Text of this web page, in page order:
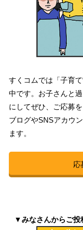
すくコムでは「子育
中です。お子さんと
にしてぜひ、ご応募を
ブログやSNSアカウ
ます。
応
▼みなさんからご投